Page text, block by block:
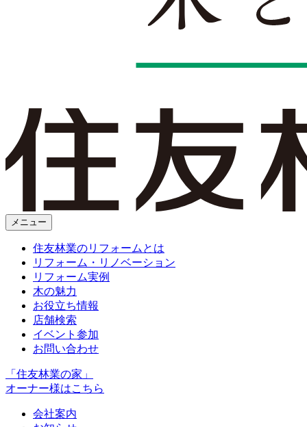
メニュー
住友林業のリフォームとは
リフォーム・リノベーション
リフォーム実例
木の魅力
お役立ち情報
店舗検索
イベント参加
お問い合わせ
「住友林業の家」
オーナー様はこちら
会社案内